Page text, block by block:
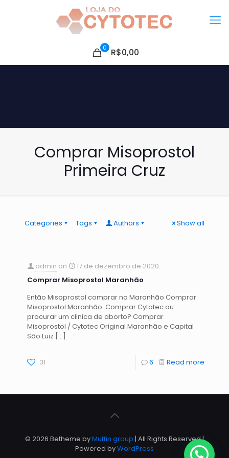
0 R$0,00
Comprar Misoprostol
Primeira Cruz
Categories Tags Authors Show all
admin on
17 de dezembro de 2020
Comprar Misoprostol Maranhão
Então Misoprostol comprar no Maranhão Comprar
Misoprostol Maranhão Comprar Cytotec ou
procurar um clinica de aborto? Comprar
Misoprostol / Cytotec Original Maranhão e Capital
São Luiz […]
31 6 Read more
© 2026 Betheme byMuffin group | All Rights Reserved |
Powered byWordPress